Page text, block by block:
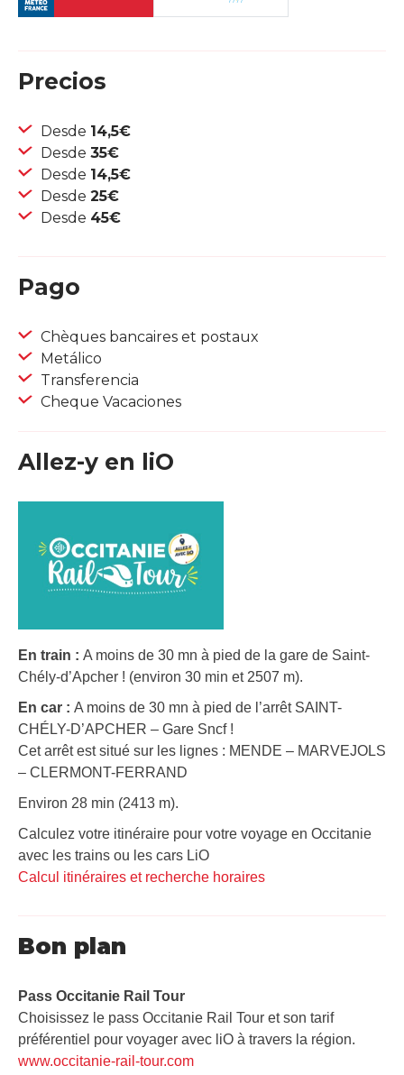
Precios
Desde 14,5€
Desde 35€
Desde 14,5€
Desde 25€
Desde 45€
Pago
Chèques bancaires et postaux
Metálico
Transferencia
Cheque Vacaciones
Allez-y en liO
En train : A moins de 30 mn à pied de la gare de Saint-
Chély-d’Apcher ! (environ 30 min et 2507 m).
En car : A moins de 30 mn à pied de l’arrêt SAINT-
CHÉLY-D’APCHER – Gare Sncf !
Cet arrêt est situé sur les lignes : MENDE – MARVEJOLS
– CLERMONT-FERRAND
Environ 28 min (2413 m).
Calculez votre itinéraire pour votre voyage en Occitanie
avec les trains ou les cars LiO
Calcul itinéraires et recherche horaires
Bon plan
Pass Occitanie Rail Tour​
Choisissez le pass Occitanie Rail Tour et son tarif
préférentiel pour voyager avec liO à travers la région.
www.occitanie-rail-tour.com